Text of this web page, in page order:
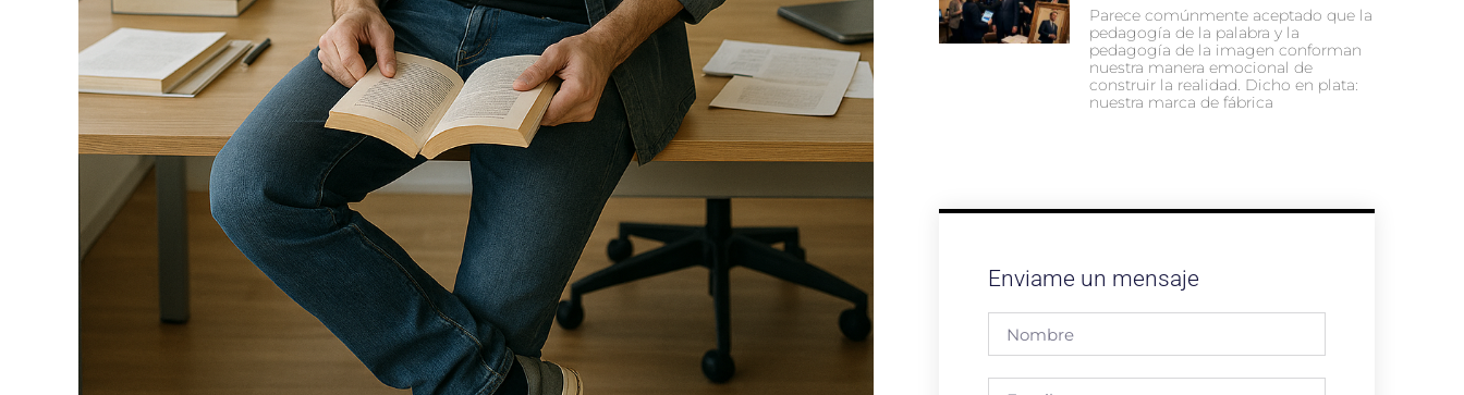
Parece comúnmente aceptado que la
pedagogía de la palabra y la
pedagogía de la imagen conforman
nuestra manera emocional de
construir la realidad. Dicho en plata:
nuestra marca de fábrica
Enviame un mensaje